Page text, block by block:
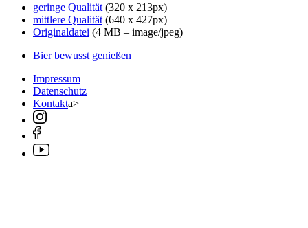
geringe Qualität (320 x 213px)
mittlere Qualität (640 x 427px)
Originaldatei (4 MB – image/jpeg)
Bier bewusst genießen
Impressum
Datenschutz
Kontakta>